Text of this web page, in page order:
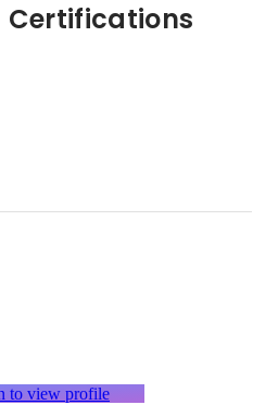
to view profile